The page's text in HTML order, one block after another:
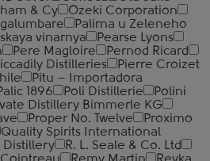
& Cy
Ozeki Corporation
Palirna u Zeleneho
vinarnya
Pearse Lyons
Pere Magloire
Pernod Ricard
Distilleries
Pierre Croizet
Pitu – Importadora
1896 Poli Distillerie
Polini
Distillery Bimmerle KG
Proper No. Twelve
Proximo
Quality Spirits International
Distillery
R. L. Seale & Co. Ltd